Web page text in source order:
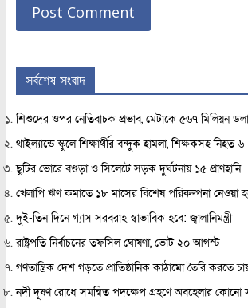
সর্বশেষ সংবাদ
শিশুদের ওপর নেতিবাচক প্রভাব, মেটাকে ৫৬৭ মিলিয়ন
থাইল্যান্ডে স্কুলে শিক্ষার্থীর বন্দুক হামলা, শিক্ষকসহ নিহত ৬
ছুটির ভোরে বগুড়া ও সিলেটে সড়ক দুর্ঘটনায় ১৫ প্রাণহানি
খেলাপি ঋণ কমাতে ১৮ মাসের বিশেষ পরিকল্পনা নেওয়া
দুই-তিন দিনে গ্যাস সরবরাহ স্বাভাবিক হবে: জ্বালানিমন্ত্রী
রাষ্ট্রপতি নির্বাচনের তফসিল ঘোষণা, ভোট ২০ আগস্ট
গণতান্ত্রিক দেশ গড়তে প্রাতিষ্ঠানিক কাঠামো তৈরি করতে
নদী দূষণ রোধে সমন্বিত পদক্ষেপ গ্রহণে অবহেলার কোনো